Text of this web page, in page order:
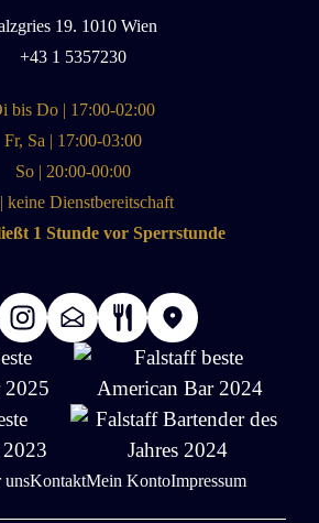
19. 1010 Wien
+43 1 5357230
bis Do | 17:00-02:00
Fr, Sa | 17:00-03:00
So | 20:00-00:00
keine Dienstbereitschaft
1 Stunde vor Sperrstunde
unsKontaktMein KontoImpressum